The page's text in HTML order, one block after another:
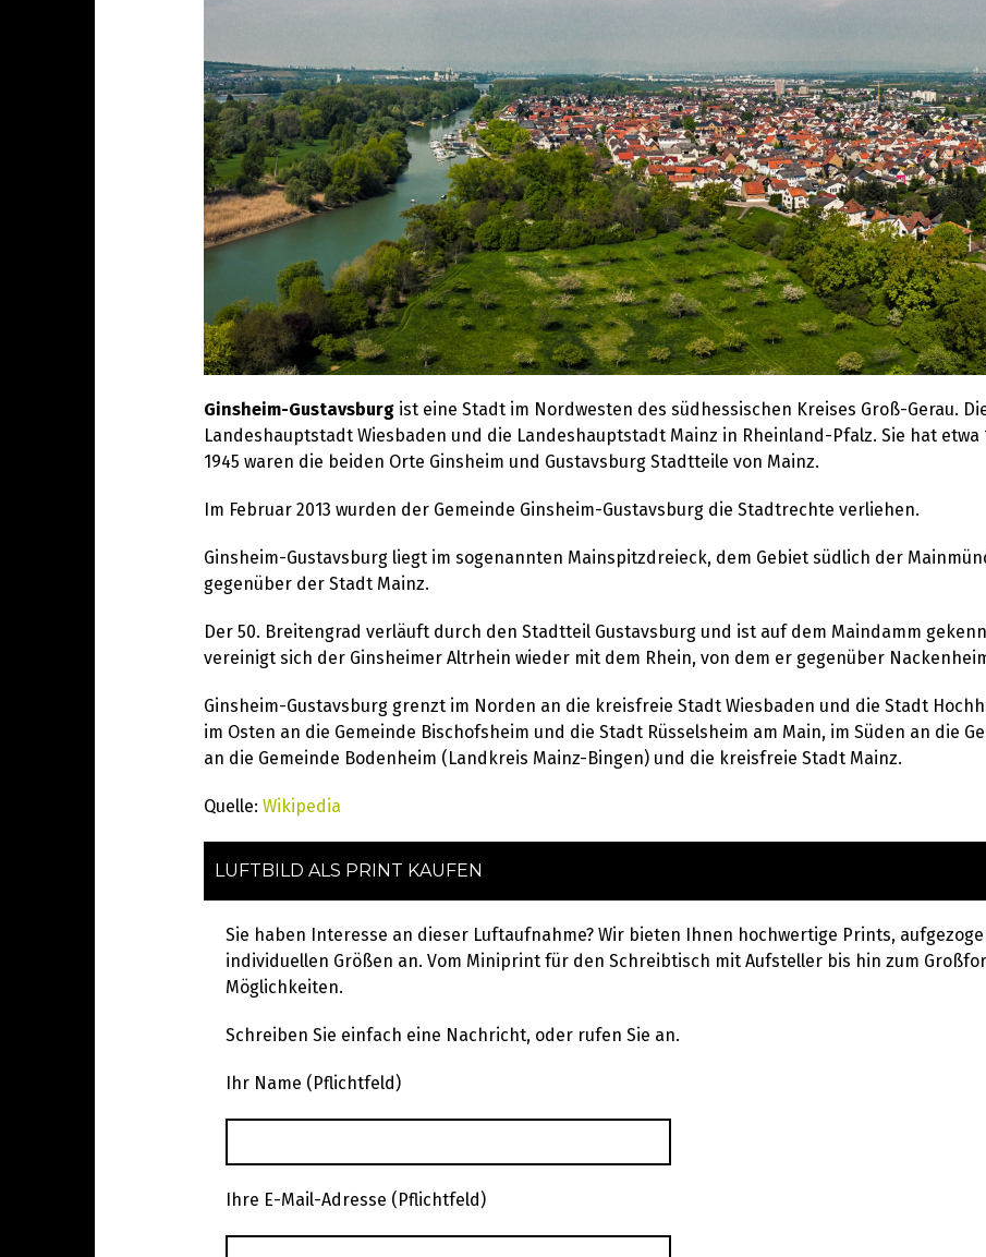
Ginsheim-Gustavsburg ist eine Stadt im Nordwesten des südhessischen Kreises Groß-Gerau.
Landeshauptstadt Wiesbaden und die Landeshauptstadt Mainz in Rheinland-Pfalz. Sie hat etwa
1945 waren die beiden Orte Ginsheim und Gustavsburg Stadtteile von Mainz.
Im Februar 2013 wurden der Gemeinde Ginsheim-Gustavsburg die Stadtrechte verliehen.
Ginsheim-Gustavsburg liegt im sogenannten Mainspitzdreieck, dem Gebiet südlich der
gegenüber der Stadt Mainz.
Der 50. Breitengrad verläuft durch den Stadtteil Gustavsburg und ist auf dem Maindamm
vereinigt sich der Ginsheimer Altrhein wieder mit dem Rhein, von dem er gegenüber
Ginsheim-Gustavsburg grenzt im Norden an die kreisfreie Stadt Wiesbaden und die Stadt
im Osten an die Gemeinde Bischofsheim und die Stadt Rüsselsheim am Main, im Süden an die
an die Gemeinde Bodenheim (Landkreis Mainz-Bingen) und die kreisfreie Stadt Mainz.
Quelle: Wikipedia
LUFTBILD ALS PRINT KAUFEN
Sie haben Interesse an dieser Luftaufnahme? Wir bieten Ihnen hochwertige Prints,
individuellen Größen an. Vom Miniprint für den Schreibtisch mit Aufsteller bis hin zum
Möglichkeiten.
Schreiben Sie einfach eine Nachricht, oder rufen Sie an.
Ihr Name (Pflichtfeld)
Ihre E-Mail-Adresse (Pflichtfeld)